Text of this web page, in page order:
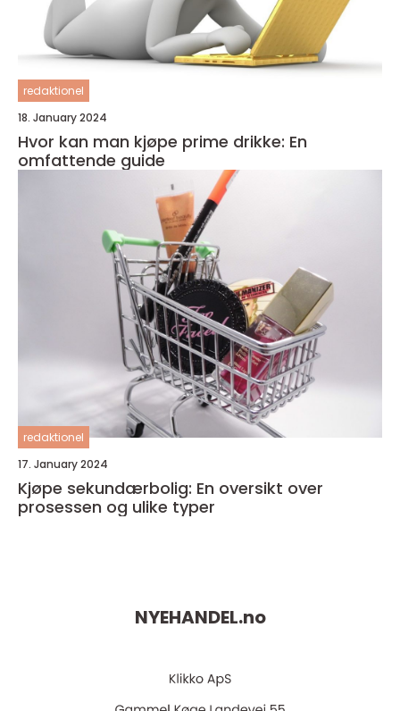
redaktionel
18. January 2024
Hvor kan man kjøpe prime drikke: En
omfattende guide
redaktionel
17. January 2024
Kjøpe sekundærbolig: En oversikt over
prosessen og ulike typer
NYEHANDEL.no